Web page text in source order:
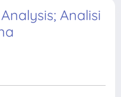
Analisi